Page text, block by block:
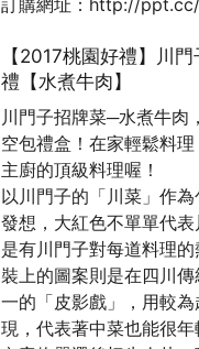
訂購網址：http://
【2017桃園好禮】川
禮【水煮牛肉】
川門子招牌菜─水煮牛肉
空包禮盒！在家輕鬆料
主廚的頂級料理喔！
以川門子的「川菜」作
發想，大紅色不單單代
是有川門子對每道料理
裝上的圖案則是在四川
一的「皮影戲」，用較
現，代表著中菜也能很年